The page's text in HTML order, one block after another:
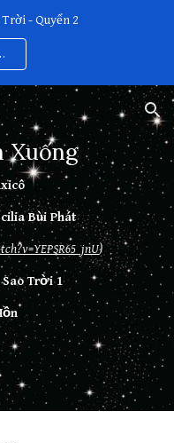
- Quyển 2
Xuống
Bùi Phát
)
Sao Trời 1